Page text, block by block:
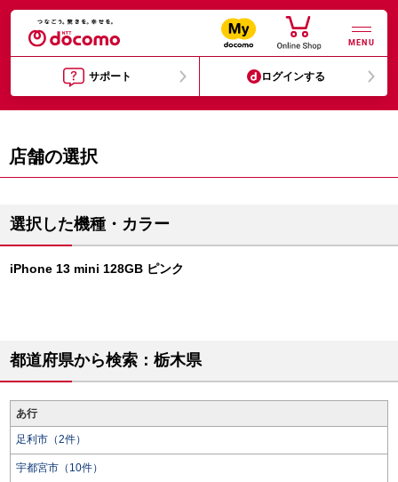
MENU
サポート ログインする
店舗の選択
選択した機種・カラー
iPhone 13 mini 128GB ピンク
都道府県から検索：栃木県
あ行
足利市（2件）
宇都宮市（10件）